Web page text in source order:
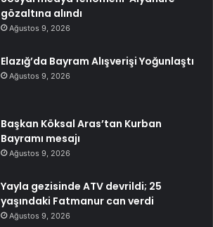
gözaltına alındı
Ağustos 9, 2026
Elazığ’da Bayram Alışverişi Yoğunlaştı
Ağustos 9, 2026
Başkan Köksal Aras’tan Kurban
Bayramı mesajı
Ağustos 9, 2026
Yayla gezisinde ATV devrildi; 25
yaşındaki Fatmanur can verdi
Ağustos 9, 2026